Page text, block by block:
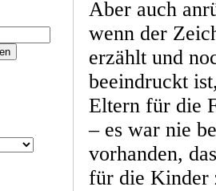
Aber auch
wenn der
erzählt und
beeindruckt
Eltern für die
– es war nie
vorhanden,
für die Kinder